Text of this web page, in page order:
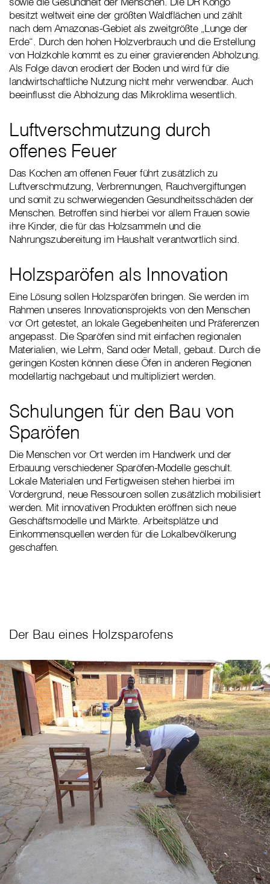
besitzt weltweit eine der größten Waldflächen und zählt
nach dem Amazonas-Gebiet als zweitgrößte „Lunge der
Erde“. Durch den hohen Holzverbrauch und die Erstellung
von Holzkohle kommt es zu einer gravierenden Abholzung.
Als Folge davon erodiert der Boden und wird für die
landwirtschaftliche Nutzung nicht mehr verwendbar. Auch
beeinflusst die Abholzung das Mikroklima wesentlich.
Luftverschmutzung durch
offenes Feuer
Das Kochen am offenen Feuer führt zusätzlich zu
Luftverschmutzung, Verbrennungen, Rauchvergiftungen
und somit zu schwerwiegenden Gesundheitsschäden der
Menschen. Betroffen sind hierbei vor allem Frauen sowie
ihre Kinder, die für das Holzsammeln und die
Nahrungszubereitung im Haushalt verantwortlich sind.
Holzsparöfen als Innovation
Eine Lösung sollen Holzsparöfen bringen. Sie werden im
Rahmen unseres Innovationsprojekts von den Menschen
vor Ort getestet, an lokale Gegebenheiten und Präferenzen
angepasst. Die Sparöfen sind mit einfachen regionalen
Materialien, wie Lehm, Sand oder Metall, gebaut. Durch die
geringen Kosten können diese Öfen in anderen Regionen
modellartig nachgebaut und multipliziert werden.
Schulungen für den Bau von
Sparöfen
Die Menschen vor Ort werden im Handwerk und der
Erbauung verschiedener Sparöfen-Modelle geschult.
Lokale Materialen und Fertigweisen stehen hierbei im
Vordergrund, neue Ressourcen sollen zusätzlich mobilisiert
werden. Mit innovativen Produkten eröffnen sich neue
Geschäftsmodelle und Märkte. Arbeitsplätze und
Einkommensquellen werden für die Lokalbevölkerung
geschaffen.
Der Bau eines Holzsparofens